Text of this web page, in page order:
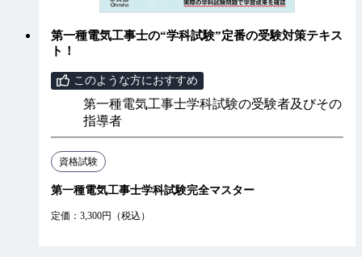
第一種電気工事士の“学科試験”定番の受験対策テキス
ト！
このような方におすすめ
第一種電気工事士学科試験の受験者及びその
指導者
資格試験
第一種電気工事士学科試験完全マスター
定価：3,300円（税込）